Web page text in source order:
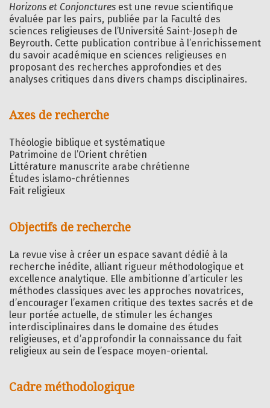
Horizons et Conjonctures est une revue scientifique
évaluée par les pairs, publiée par la Faculté des
sciences religieuses de l’Université Saint-Joseph de
Beyrouth. Cette publication contribue à l’enrichissement
du savoir académique en sciences religieuses en
proposant des recherches approfondies et des
analyses critiques dans divers champs disciplinaires.
Axes de recherche
Théologie biblique et systématique
Patrimoine de l’Orient chrétien
Littérature manuscrite arabe chrétienne
Études islamo-chrétiennes
Fait religieux
Objectifs de recherche
La revue vise à créer un espace savant dédié à la
recherche inédite, alliant rigueur méthodologique et
excellence analytique. Elle ambitionne d’articuler les
méthodes classiques avec les approches novatrices,
d’encourager l’examen critique des textes sacrés et de
leur portée actuelle, de stimuler les échanges
interdisciplinaires dans le domaine des études
religieuses, et d’approfondir la connaissance du fait
religieux au sein de l’espace moyen-oriental.
Cadre méthodologique